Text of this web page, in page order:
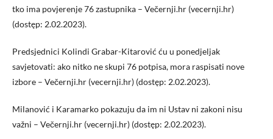
tko ima povjerenje 76 zastupnika – Večernji.hr (vecernji.hr)
(dostęp: 2.02.2023).
Predsjednici Kolindi Grabar-Kitarović ću u ponedjeljak
savjetovati: ako nitko ne skupi 76 potpisa, mora raspisati nove
izbore – Večernji.hr (vecernji.hr) (dostęp: 2.02.2023).
Milanović i Karamarko pokazuju da im ni Ustav ni zakoni nisu
važni – Večernji.hr (vecernji.hr) (dostęp: 2.02.2023).